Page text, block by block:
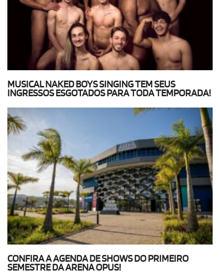
MUSICAL NAKED BOYS SINGING TEM SEUS
INGRESSOS ESGOTADOS PARA TODA TEMPORADA!
CONFIRA A AGENDA DE SHOWS DO PRIMEIRO
SEMESTRE DA ARENA OPUS!